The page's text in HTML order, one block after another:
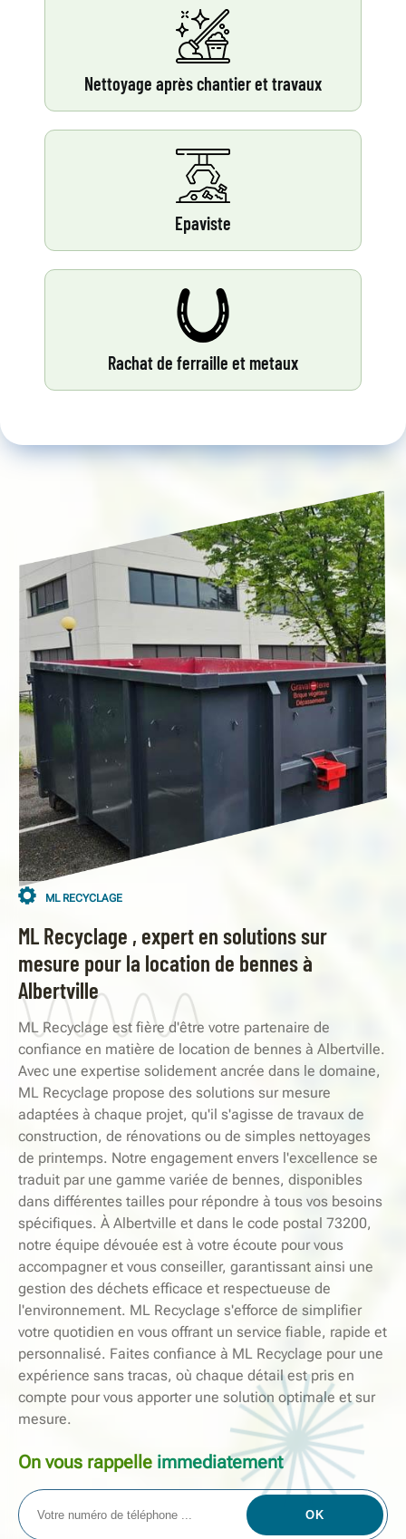
Nettoyage après chantier et travaux
Epaviste
Rachat de ferraille et metaux
ML RECYCLAGE
ML Recyclage , expert en solutions sur
mesure pour la location de bennes à
Albertville
ML Recyclage est fière d'être votre partenaire de
confiance en matière de location de bennes à Albertville.
Avec une expertise solidement ancrée dans le domaine,
ML Recyclage propose des solutions sur mesure
adaptées à chaque projet, qu'il s'agisse de travaux de
construction, de rénovations ou de simples nettoyages
de printemps. Notre engagement envers l'excellence se
traduit par une gamme variée de bennes, disponibles
dans différentes tailles pour répondre à tous vos besoins
spécifiques. À Albertville et dans le code postal 73200,
notre équipe dévouée est à votre écoute pour vous
accompagner et vous conseiller, garantissant ainsi une
gestion des déchets efficace et respectueuse de
l'environnement. ML Recyclage s'efforce de simplifier
votre quotidien en vous offrant un service fiable, rapide et
personnalisé. Faites confiance à ML Recyclage pour une
expérience sans tracas, où chaque détail est pris en
compte pour vous apporter une solution optimale et sur
mesure.
On vous rappelle immediatement